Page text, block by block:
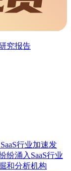
究报告
行业加速发
纷涌入SaaS行业
和分析机构